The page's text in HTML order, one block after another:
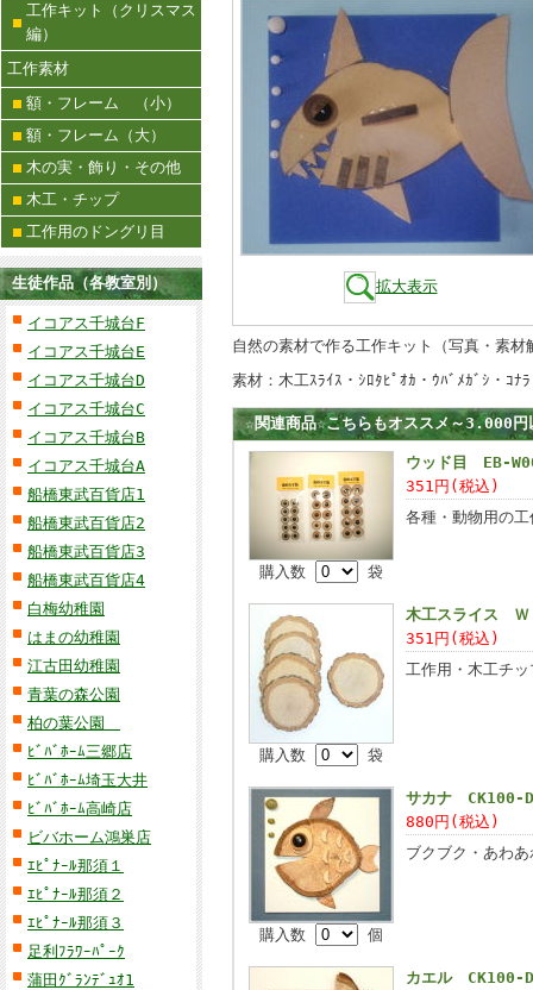
工作キット（クリスマス
編）
工作素材
額・フレーム （小）
額・フレーム（大）
木の実・飾り・その他
木工・チップ
工作用のドングリ目
生徒作品（各教室別）
イコアス千城台F
イコアス千城台E
イコアス千城台D
イコアス千城台C
イコアス千城台B
イコアス千城台A
船橋東武百貨店1
船橋東武百貨店2
船橋東武百貨店3
船橋東武百貨店4
白梅幼稚園
はまの幼稚園
江古田幼稚園
青葉の森公園
柏の葉公園
ﾋﾞﾊﾞﾎｰﾑ三郷店
ﾋﾞﾊﾞﾎｰﾑ埼玉大井
ﾋﾞﾊﾞﾎｰﾑ高崎店
ビバホーム鴻巣店
ｴﾋﾟﾅｰﾙ那須１
ｴﾋﾟﾅｰﾙ那須２
ｴﾋﾟﾅｰﾙ那須３
足利ﾌﾗﾜｰﾊﾟｰｸ
蒲田ｸﾞﾗﾝﾃﾞｭｵ1
拡大表示
自然の素材で作る工作キット（写真・素
素材：木工ｽﾗｲｽ・ｼﾛﾀﾋﾟｵｶ・ｳﾊﾞﾒｶﾞｼ・ｺﾅ
☆関連商品☆こちらもオススメ～3.000円
購入数 袋
ウッド目 EB-
351円(税込)
各種・動物用の
購入数 袋
木工スライス
351円(税込)
工作用・木工チ
購入数 個
サカナ CK100-
880円(税込)
ブクブク・あわ
カエル CK100-